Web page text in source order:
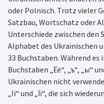
oder Polnisch. Trotz vieler
Satzbau, Wortschatz oder
Unterschiede zwischen den
Alphabet des Ukrainischen
33 Buchstaben. Während es
Buchstaben „Ёё“, „ъ“, „ы“
Ukrainischen nicht
„Іі“ und „Її“, die sich